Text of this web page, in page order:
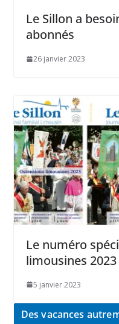
Le Sillon a
abonnés
26 janvier 2023
Le numéro
limousines
5 janvier 2023
Des vacances